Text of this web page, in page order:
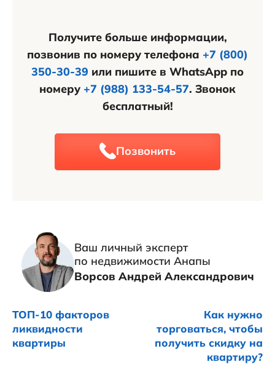
Получите больше информации,
позвонив по номеру телефона +7 (800)
350-30-39 или пишите в WhatsApp по
номеру +7 (988) 133-54-57. Звонок
бесплатный!
Позвонить
Ваш личный эксперт
по недвижимости Анапы
Ворсов Андрей Александрович
ТОП-10 факторов
ликвидности
квартиры
Как нужно
торговаться, чтобы
получить скидку на
квартиру?